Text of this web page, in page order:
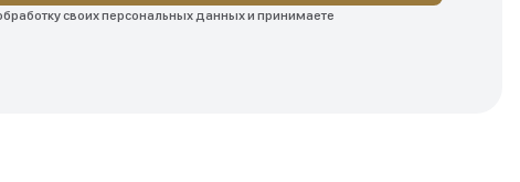
своих персональных данных и принимаете